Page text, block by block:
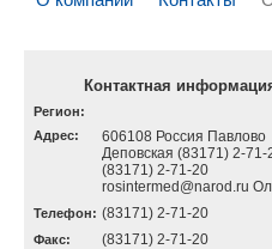
Контактная
Регион:
Адрес:
606108 Россия Павлово
Деповская (83171) 2-71-
(83171) 2-71-20
rosintermed@narod.ru
Телефон: (83171) 2-71-20
Факс: (83171) 2-71-20